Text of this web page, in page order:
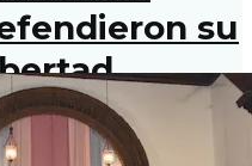
su
Cristera,
100 años…